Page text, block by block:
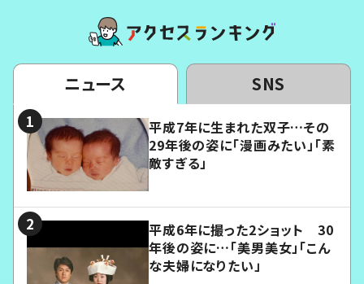
ニュース SNS
平成7年に生まれた双子…その
29年後の姿に「漫画みたい」「素
敵すぎる」
平成6年に撮った2ショット 30
年後の姿に…「美男美女」「こん
な夫婦になりたい」